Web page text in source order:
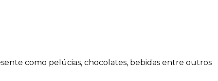
como pelúcias, chocolates, bebidas entre outros